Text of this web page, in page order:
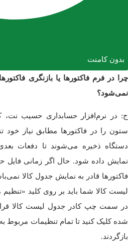
بدون کامنت
چرا در فرم فاکتورها یا بازنگری
نمی‌شود؟
ج: در نرم‌افزار حسابداری حسیب نت،
ستون را در فاکتورها مطابق نیاز خود
دستگاه ذخیره می‌شوند تا دفعات
نمایش داده شود. حال اگر زمانی فایل
فاکتورها قادر به نمایش جدول کالا
لیست کالا شما باید بر روی کلید
در سمت چپ کادر جدول لیست کالا
شده کلیک کنید تا تمام تنظیمات مربوط
بازگردند.